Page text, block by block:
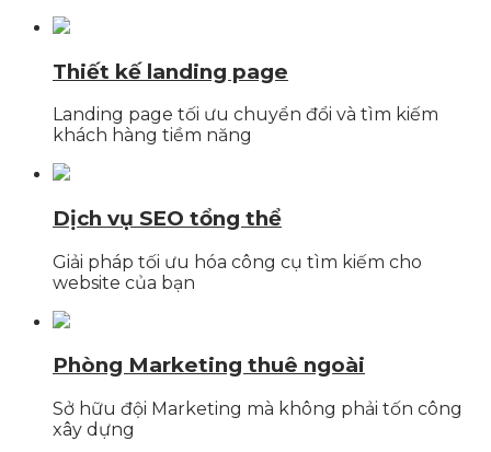
Thiết kế landing page
Landing page tối ưu chuyển đổi và tìm kiếm
khách hàng tiềm năng
Dịch vụ SEO tổng thể
Giải pháp tối ưu hóa công cụ tìm kiếm cho
website của bạn
Phòng Marketing thuê ngoài
Sở hữu đội Marketing mà không phải tốn công
xây dựng